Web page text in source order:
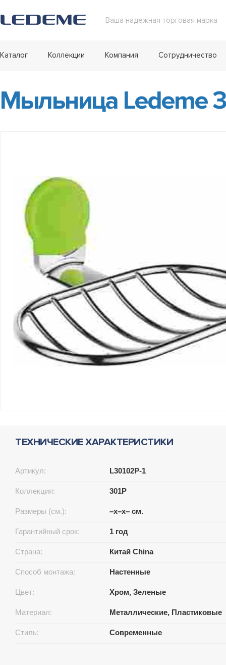
Ваша надежная торговая марка
Каталог Коллекции Компания Сотрудничество
Мыльница Ledeme
ТЕХНИЧЕСКИЕ ХАРАКТЕРИСТИКИ
Артикул: L30102P-1
Коллекция: 301P
Размеры (см.): –x–x– см.
Гарантийный срок: 1 год
Страна: Китай China
Способ монтажа: Настенные
Цвет: Хром, Зеленые
Материал: Металлические, Пластиковые
Стиль: Современные